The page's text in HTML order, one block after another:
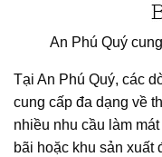
An Phú Quý
Tại An Phú Quý, các
cung cấp đa dạng về
nhiều nhu cầu làm
bãi hoặc khu sản xuất